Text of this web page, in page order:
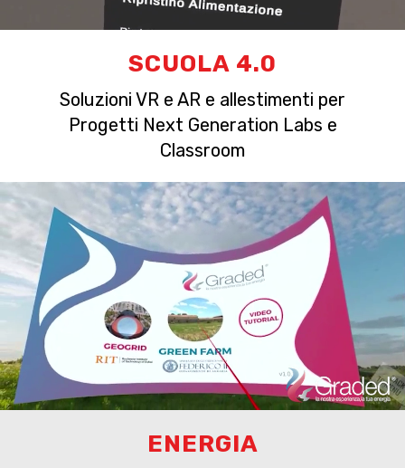
SCUOLA 4.0
Soluzioni VR e AR e allestimenti per
Progetti Next Generation Labs e
Classroom
ENERGIA